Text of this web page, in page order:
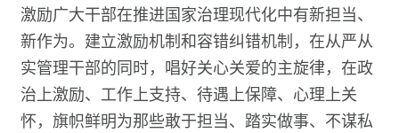
激励广大干部在推进国家治理现代化中有新担当、
新作为。建立激励机制和容错纠错机制，在从严从
实管理干部的同时，唱好关心关爱的主旋律，在政
治上激励、工作上支持、待遇上保障、心理上关
怀，旗帜鲜明为那些敢于担当、踏实做事、不谋私